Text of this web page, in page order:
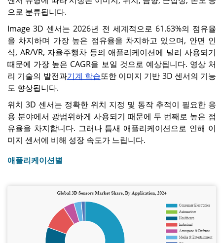
으로 분류됩니다.
Image 3D 센서는 2026년 전 세계적으로 61.63%의 점유율
을 차지하며 가장 높은 점유율을 차지하고 있으며, 안면 인
식, AR/VR, 자율주행차 등의 애플리케이션에 널리 사용되기
때문에 가장 높은 CAGR을 보일 것으로 예상됩니다. 영상 처
리 기술의 발전과기계 학습또한 이미지 기반 3D 센서의 기능
도 향상됩니다.
위치 3D 센서는 정확한 위치 지정 및 동작 추적이 필요한 응
용 분야에서 광범위하게 사용되기 때문에 두 번째로 높은 점
유율을 차지합니다. 그러나 틈새 애플리케이션으로 인해 이
미지 센서에 비해 성장 속도가 느립니다.
애플리케이션별